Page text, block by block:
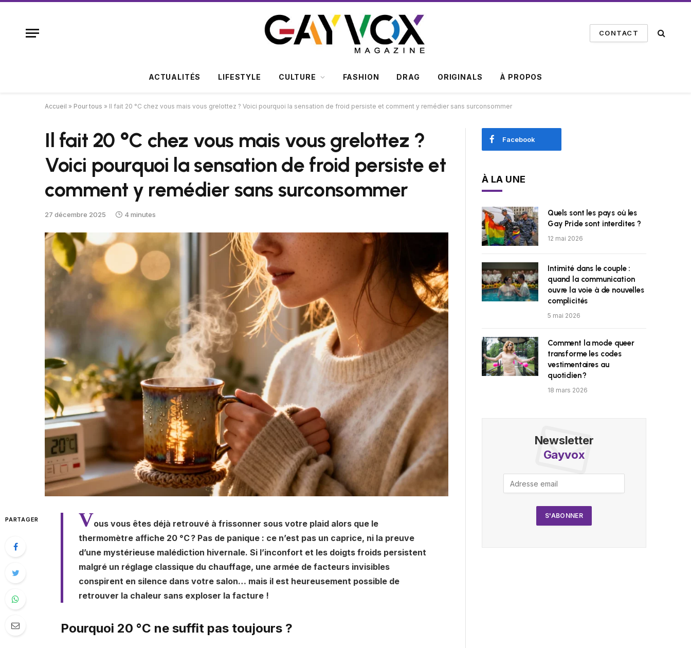
CONTACT
ACTUALITÉS LIFESTYLE CULTURE FASHION DRAG ORIGINALS À PROPOS
Accueil » Pour tous » Il fait 20 °C chez vous mais vous grelottez ? Voici pourquoi la sensation de froid persiste et comment y remédier sans surconsommer
Il fait 20 °C chez vous mais vous grelottez ?
Voici pourquoi la sensation de froid persiste et
comment y remédier sans surconsommer
27 décembre 2025 4 minutes
PARTAGER Vous vous êtes déjà retrouvé à frissonner sous votre plaid alors que le
thermomètre affiche 20 °C ? Pas de panique : ce n’est pas un caprice, ni la preuve
d’une mystérieuse malédiction hivernale. Si l’inconfort et les doigts froids persistent
malgré un réglage classique du chauffage, une armée de facteurs invisibles
conspirent en silence dans votre salon… mais il est heureusement possible de
retrouver la chaleur sans exploser la facture !
Pourquoi 20 °C ne suffit pas toujours ?
Facebook
À LA UNE
Quels sont les pays où les
Gay Pride sont interdites ?
12 mai 2026
Intimité dans le couple :
quand la communication
ouvre la voie à de nouvelles
complicités
5 mai 2026
Comment la mode queer
transforme les codes
vestimentaires au
quotidien ?
18 mars 2026
Newsletter
Gayvox